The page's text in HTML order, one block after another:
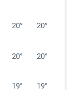
20° 20°
20° 20°
19° 19°